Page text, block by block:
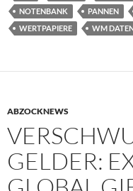
NOTENBANK
PANNEN
WERTPAPIERE
WM
ABZOCKNEWS
GELDER: